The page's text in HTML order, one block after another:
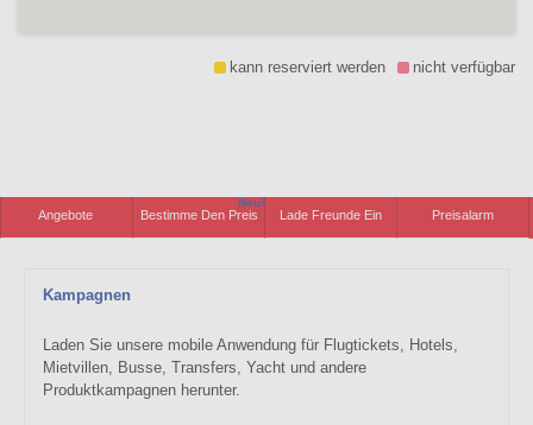
kann reserviert werden nicht verfügbar
Angebote Bestimme Den Preis
Neu!
Lade Freunde Ein Preisalarm
Kampagnen
Laden Sie unsere mobile Anwendung für Flugtickets, Hotels,
Mietvillen, Busse, Transfers, Yacht und andere
Produktkampagnen herunter.